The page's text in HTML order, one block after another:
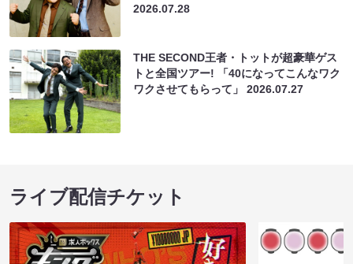
2026.07.28
THE SECOND王者・トットが超豪華ゲス
トと全国ツアー! 「40になってこんなワク
ワクさせてもらって」2026.07.27
ライブ配信チケット